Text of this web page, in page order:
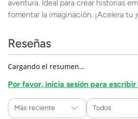
aventura. Ideal para crear historias
fomentar la imaginación. ¡Acelera tu
Reseñas
Cargando el resumen…
Por favor, inicia sesión para
Más reciente Todos